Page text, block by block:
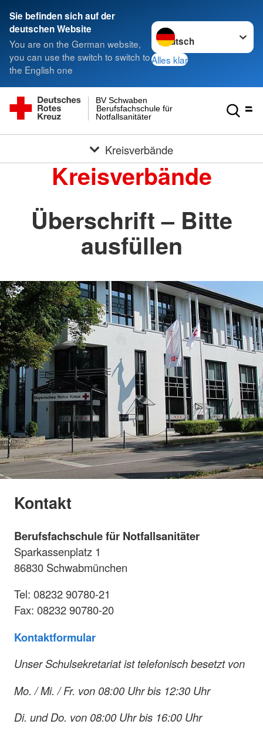
Sie befinden sich auf der
deutschen Website
You are on the German website,
you can use the switch to switch to
the English one
Sprache wechseln zu
Alles klar
Notfallsanitäter
Berufsfachschule für
BV Schwaben
Kreisverbände
Kreisverbände
Überschrift – Bitte
ausfüllen
Kontakt
Berufsfachschule für Notfallsanitäter
Sparkassenplatz 1
86830 Schwabmünchen
Tel: 08232 90780-21
Fax: 08232 90780-20
Kontaktformular
Unser Schulsekretariat ist telefonisch besetzt von
Mo. / Mi. / Fr. von 08:00 Uhr bis 12:30 Uhr
Di. und Do. von 08:00 Uhr bis 16:00 Uhr